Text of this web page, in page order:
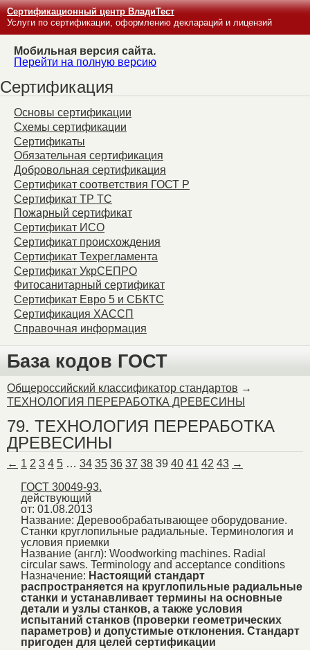
Сертификационный центр ВладиТест
Услуги по сертификации, оформлению деклараций и лицензий
Мобильная версия сайта.
Перейти на полную версию
Сертификация
Основы сертификации
Схемы сертификации
Сертификаты
Обязательная сертификация
Добровольная сертификация
Сертификат соответствия ГОСТ Р
Сертификат ТР ТС
Пожарный сертификат
Сертификат ИСО
Сертификат происхождения
Сертификат Техрегламента
Сертификат УкрСЕПРО
Фитосанитарный сертификат
Сертификат Евро 5 и СБКТС
Сертификация ХАССП
Справочная информация
База кодов ГОСТ
Общероссийский классификатор стандартов →
ТЕХНОЛОГИЯ ПЕРЕРАБОТКА ДРЕВЕСИНЫ
79. ТЕХНОЛОГИЯ ПЕРЕРАБОТКА
ДРЕВЕСИНЫ
← 1 2 3 4 5 … 34 35 36 37 38 39 40 41 42 43 →
ГОСТ 30049-93.
действующий
от: 01.08.2013
Название: Деревообрабатывающее оборудование.
Станки круглопильные радиальные. Терминология и
условия приемки
Название (англ): Woodworking machines. Radial
circular saws. Terminology and acceptance conditions
Назначение: Настоящий стандарт
распространяется на круглопильные радиальные
станки и устанавливает термины на основные
детали и узлы станков, а также условия
испытаний станков (проверки геометрических
параметров) и допустимые отклонения. Стандарт
пригоден для целей сертификации